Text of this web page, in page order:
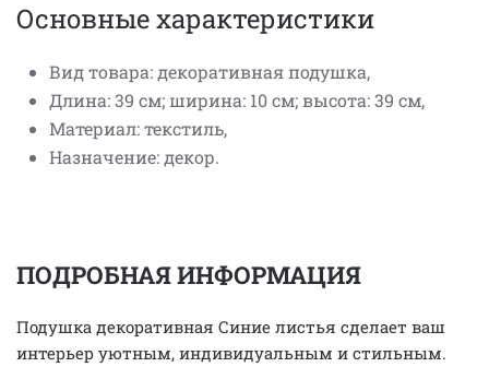
Основные характеристики
Вид товара: декоративная подушка,
Длина: 39 см; ширина: 10 см; высота: 39 см,
Материал: текстиль,
Назначение: декор.
ПОДРОБНАЯ ИНФОРМАЦИЯ
Подушка декоративная Синие листья сделает ваш
интерьер уютным, индивидуальным и стильным.